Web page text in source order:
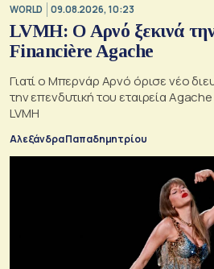
WORLD 09.08.2026, 10:23
LVMH: Ο Αρνό ξεκινά
Financière Agache
Γιατί ο Μπερνάρ Αρνό όρισε νέο
την επενδυτική του εταιρεία
LVMH
Αλεξάνδρα Παπαδημητρίου